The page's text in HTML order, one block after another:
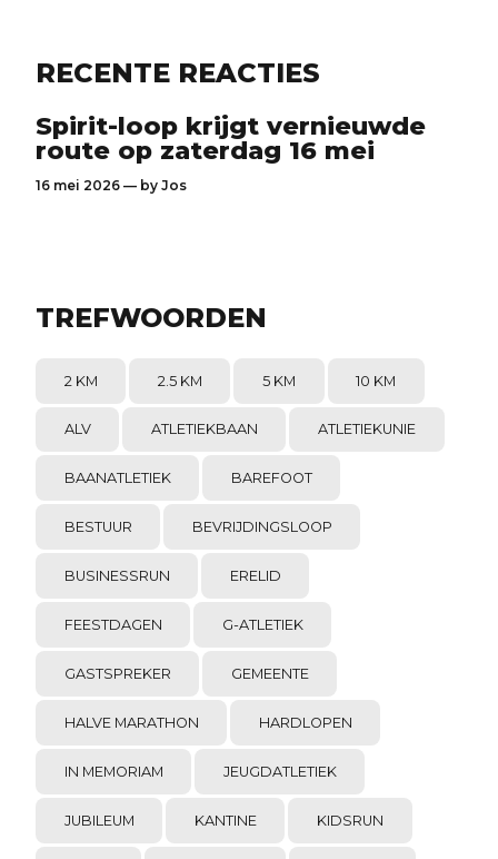
RECENTE REACTIES
Spirit-loop krijgt vernieuwde
route op zaterdag 16 mei
16 mei 2026 — by Jos
TREFWOORDEN
2 KM 2.5 KM 5 KM 10 KM
ALV ATLETIEKBAAN ATLETIEKUNIE
BAANATLETIEK BAREFOOT
BESTUUR BEVRIJDINGSLOOP
BUSINESSRUN ERELID
FEESTDAGEN G-ATLETIEK
GASTSPREKER GEMEENTE
HALVE MARATHON HARDLOPEN
IN MEMORIAM JEUGDATLETIEK
JUBILEUM KANTINE KIDSRUN